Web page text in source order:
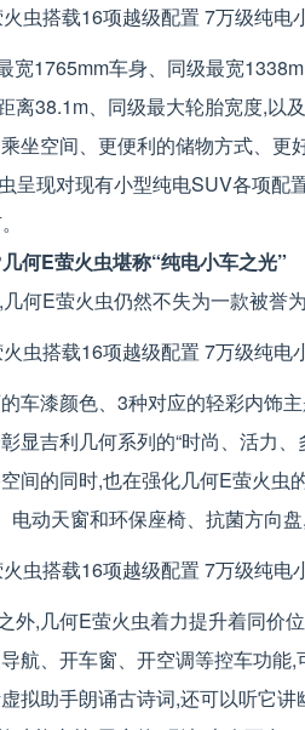
宽1765mm车身、同级最宽
离38.1m、同级最大轮胎宽度,以
坐空间、更便利的储物方式、更
呈现对现有小型纯电SUV各项配
何E萤火虫堪称“纯电小车之光”
何E萤火虫仍然不失为一款被誉
车漆颜色、3种对应的轻彩内饰
显吉利几何系列的“时尚、活力
间的同时,也在强化几何E萤火虫
动天窗和环保座椅、抗菌方向盘
外,几何E萤火虫着力提升着同价
航、开车窗、开空调等控车功能,
拟助手朗诵古诗词,还可以听它